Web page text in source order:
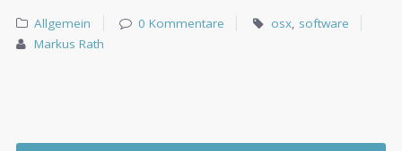
Allgemein 0 Kommentare osx, software
Markus Rath